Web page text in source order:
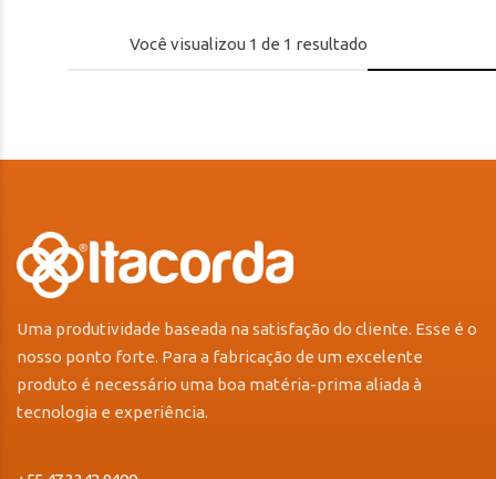
Você visualizou 1 de 1 resultado
Uma produtividade baseada na satisfação do cliente. Esse é o
nosso ponto forte. Para a fabricação de um excelente
produto é necessário uma boa matéria-prima aliada à
tecnologia e experiência.